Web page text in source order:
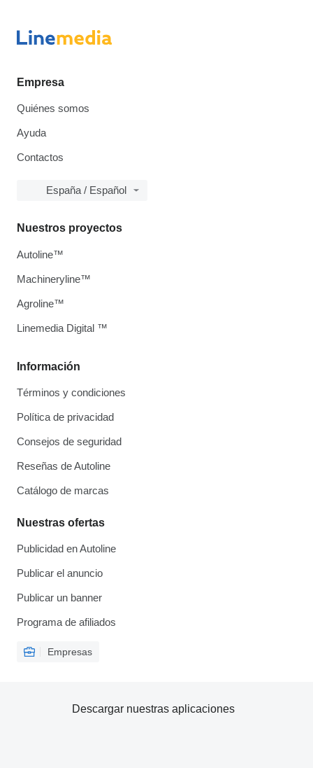
Empresa
Quiénes somos
Ayuda
Contactos
España / Español
Información
Términos y condiciones
Política de privacidad
Consejos de seguridad
Reseñas de Autoline
Catálogo de marcas
Nuestras ofertas
Publicidad en Autoline
Publicar el anuncio
Publicar un banner
Programa de afiliados
Empresas
Nuestros proyectos
Autoline™
Machineryline™
Agroline™
Linemedia Digital ™
Descargar nuestras aplicaciones